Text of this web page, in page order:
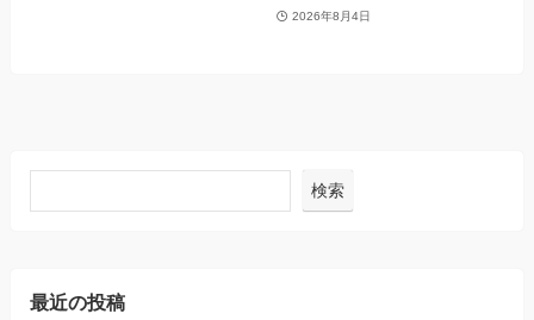
2026年8月4日
検索
最近の投稿